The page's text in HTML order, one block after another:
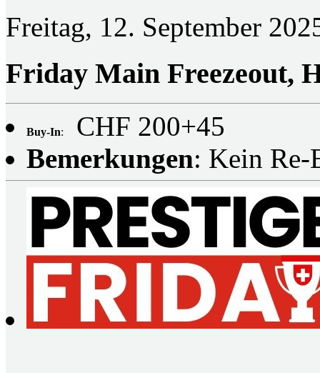
Freitag, 12. September
Friday Main Freezeout,
Buy-In:
CHF 200+45
Bemerkungen: Kein